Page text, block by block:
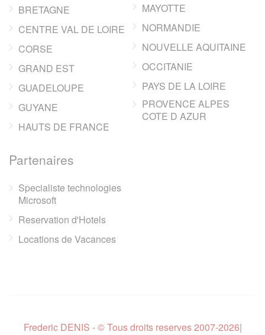
BRETAGNE
CENTRE VAL DE LOIRE
CORSE
GRAND EST
GUADELOUPE
GUYANE
HAUTS DE FRANCE
MAYOTTE
NORMANDIE
NOUVELLE AQUITAINE
OCCITANIE
PAYS DE LA LOIRE
PROVENCE ALPES
COTE D AZUR
Partenaires
Specialiste technologies
Microsoft
Reservation d'Hotels
Locations de Vacances
Frederic DENIS - © Tous droits reserves 2007-2026|